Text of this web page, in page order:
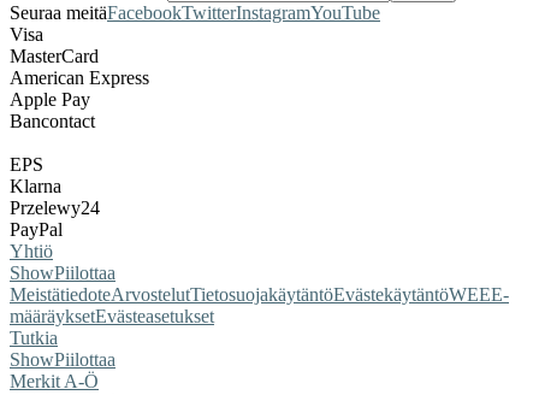
Seuraa meitäFacebookTwitterInstagramYouTube
Visa
MasterCard
American Express
Apple Pay
Bancontact
EPS
Klarna
Przelewy24
PayPal
Yhtiö
ShowPiilottaa
MeistätiedoteArvostelutTietosuojakäytäntöEvästekäytäntöWEEE-
määräyksetEvästeasetukset
Tutkia
ShowPiilottaa
Merkit A-Ö